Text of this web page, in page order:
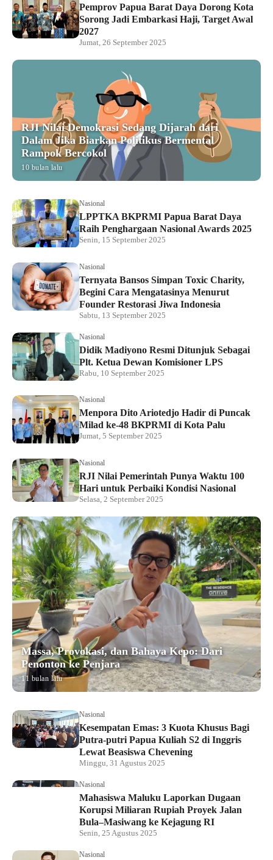
Pemprov Papua Barat Daya Dorong Kota
Sorong Jadi Embarkasi Haji, Target Awal
2027
Jumat, 26 September 2025
RJI Nilai Demokrasi Sedang Dijarah dari
Dalam Jika Biarkan Politikus Bermental
Rampok Bercokol
10 bulan lalu
Nasional
LPPTKA BKPRMI Papua Barat Daya
Raih Penghargaan Nasional Awards 2025
Senin, 15 September 2025
Nasional
Ternyata Bansos Simpan Toxic Charity,
Begini Cara Mengatasinya Menurut
Founder Restorasi Jiwa Indonesia
Sabtu, 13 September 2025
Nasional
Didik Madiyono Resmi Ditunjuk Sebagai
Plt. Ketua Dewan Komisioner LPS
Rabu, 10 September 2025
Nasional
Menpora Dito Ariotedjo Hadir di Puncak
Milad ke-48 BKPRMI di Kota Palu
Jumat, 5 September 2025
Nasional
RJI Nilai Pemerintah Punya Waktu 100
Hari untuk Perbaiki Kondisi Nasional
Selasa, 2 September 2025
Massa, Provokasi, dan Bahaya Kepo: Dari
Penonton ke Penjara
11 bulan lalu
Nasional
Kesempatan Emas: 3 Kuota Khusus Bagi
Putra-putri Papua Kuliah S2 di Inggris
Lewat Beasiswa Chevening
Minggu, 31 Agustus 2025
Nasional
Mahasiswa Maluku Laporkan Dugaan
Korupsi Miliaran Rupiah Proyek Jalan
Bula–Masiwang ke Kejagung RI
Senin, 25 Agustus 2025
Nasional